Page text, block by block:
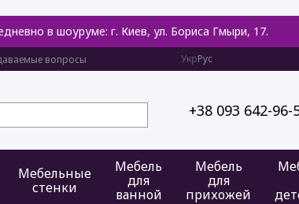
в шоуруме: г. Киев, ул. Бориса Гмыри, 17.
вопросы УкрРус
+38 093 642-96-
Мебельные
стенки
Мебель
для
ванной
Мебель
для
прихожей